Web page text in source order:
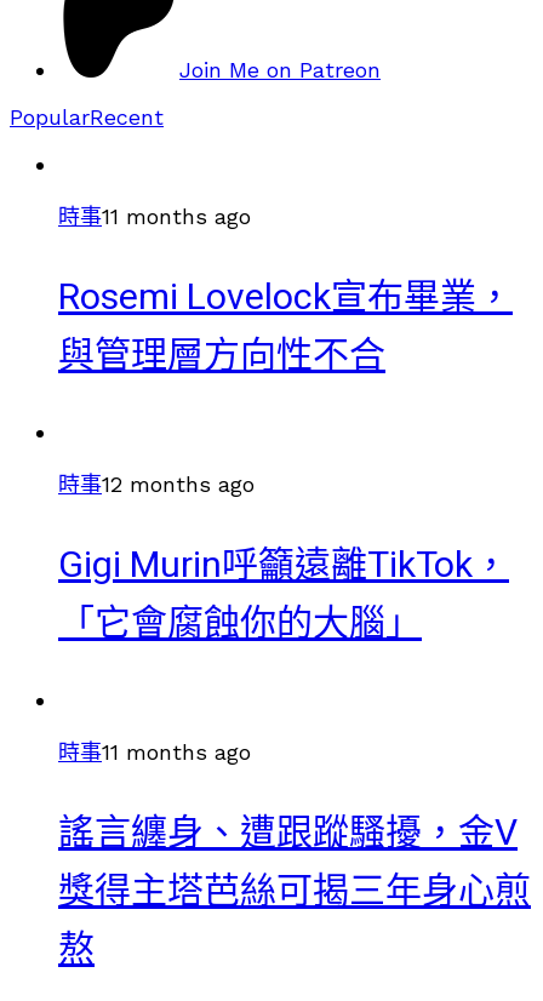
Join Me on Patreon
PopularRecent
時事11 months ago
Rosemi Lovelock宣布畢業，
與管理層方向性不合
時事12 months ago
Gigi Murin呼籲遠離TikTok，
「它會腐蝕你的大腦」
時事11 months ago
謠言纏身、遭跟蹤騷擾，金V
獎得主塔芭絲可揭三年身心煎
熬